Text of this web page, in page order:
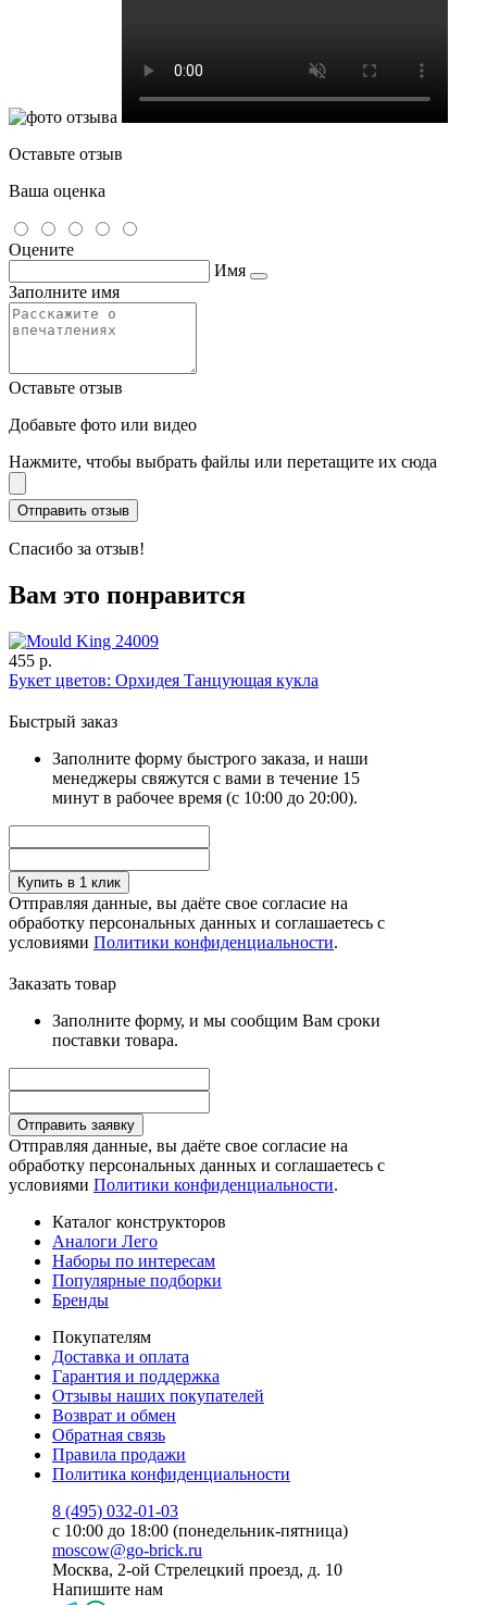
Оставьте отзыв
Ваша оценка
Оцените
Имя
Заполните имя
Оставьте отзыв
Добавьте фото или видео
Нажмите, чтобы выбрать файлы или перетащите их сюда
Спасибо за отзыв!
Вам это понравится
455 р.
Букет цветов: Орхидея Танцующая кукла
Быстрый заказ
Заполните форму быстрого заказа, и наши
менеджеры свяжутся с вами в течение 15
минут в рабочее время (с 10:00 до 20:00).
Купить в 1 клик
Отправляя данные, вы даёте свое согласие на
обработку персональных данных и соглашаетесь с
условиями Политики конфиденциальности.
Заказать товар
Заполните форму, и мы сообщим Вам сроки
поставки товара.
Отправить заявку
Отправляя данные, вы даёте свое согласие на
обработку персональных данных и соглашаетесь с
условиями Политики конфиденциальности.
Каталог конструкторов
Аналоги Лего
Наборы по интересам
Популярные подборки
Бренды
Покупателям
Доставка и оплата
Гарантия и поддержка
Отзывы наших покупателей
Возврат и обмен
Обратная связь
Правила продажи
Политика конфиденциальности
8 (495) 032-01-03
с 10:00 до 18:00 (понедельник-пятница)
moscow@go-brick.ru
Москва, 2-ой Стрелецкий проезд, д. 10
Напишите нам